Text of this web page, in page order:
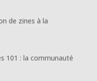
de zines à la
101 : la communauté